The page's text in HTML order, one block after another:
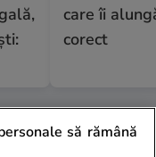
care îi
corect
01 aug.
să rămână